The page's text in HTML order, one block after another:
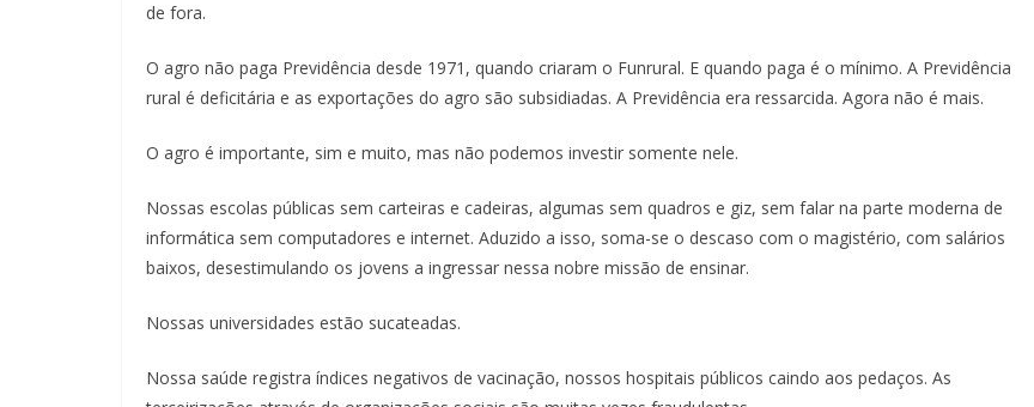
de fora.
O agro não paga Previdência desde 1971, quando criaram o Funrural. E quando paga é o mínimo. A Previdência
rural é deficitária e as exportações do agro são subsidiadas. A Previdência era ressarcida. Agora não é mais.
O agro é importante, sim e muito, mas não podemos investir somente nele.
Nossas escolas públicas sem carteiras e cadeiras, algumas sem quadros e giz, sem falar na parte moderna de
informática sem computadores e internet. Aduzido a isso, soma-se o descaso com o magistério, com salários
baixos, desestimulando os jovens a ingressar nessa nobre missão de ensinar.
Nossas universidades estão sucateadas.
Nossa saúde registra índices negativos de vacinação, nossos hospitais públicos caindo aos pedaços. As